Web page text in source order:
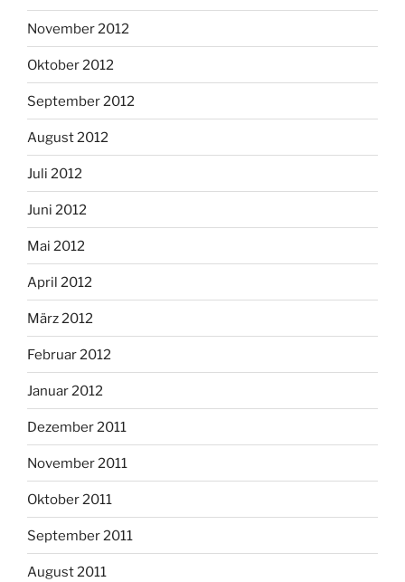
November 2012
Oktober 2012
September 2012
August 2012
Juli 2012
Juni 2012
Mai 2012
April 2012
März 2012
Februar 2012
Januar 2012
Dezember 2011
November 2011
Oktober 2011
September 2011
August 2011